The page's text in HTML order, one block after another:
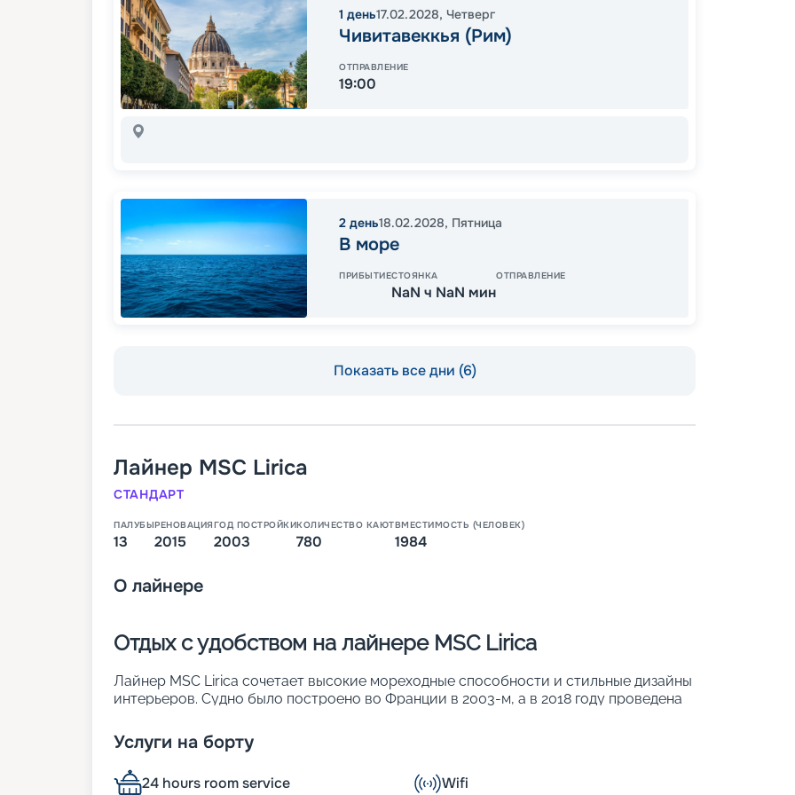
1 день17.02.2028, Четверг
Чивитавеккья (Рим)
ОТПРАВЛЕНИЕ
19:00
2 день18.02.2028, Пятница
В море
ПРИБЫТИЕСТОЯНКА
NaN ч NaN мин
ОТПРАВЛЕНИЕ
Показать все дни (6)
Лайнер MSC Lirica
СТАНДАРТ
ПАЛУБЫ
13
РЕНОВАЦИЯ
2015
ГОД ПОСТРОЙКИ
2003
КОЛИЧЕСТВО КАЮТ
780
ВМЕСТИМОСТЬ (ЧЕЛОВЕК)
1984
О лайнере
Отдых с удобством на лайнере MSC Lirica
Лайнер MSC Lirica сочетает высокие мореходные способности и стильные дизайны
интерьеров. Судно было построено во Франции в 2003-м, а в 2018 году проведена
обставленных каютах можно заселить до 1 984 человек. Основные характеристики
лайнера:
• ширина – 29 м;
• длина – 275 м;
Услуги на борту
24 hours room service Wifi